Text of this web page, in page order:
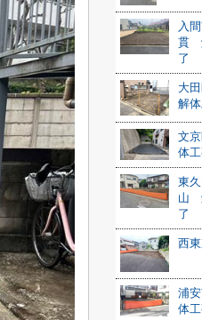
入
貫
了
大
解
文
体
東
山
了
西
浦
体